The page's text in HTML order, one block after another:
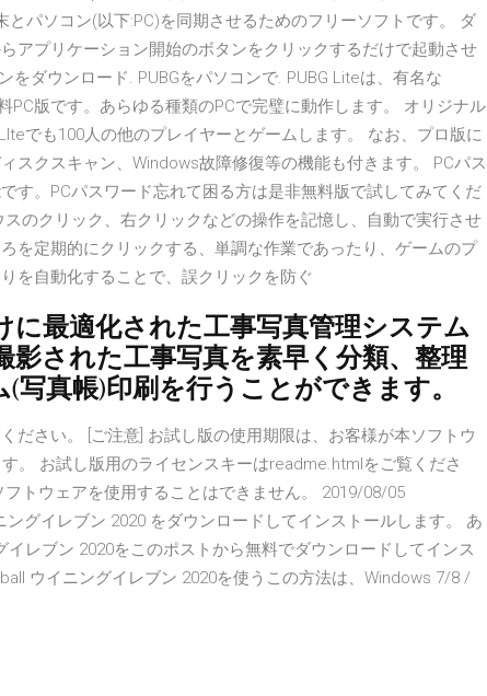
とパソコン(以下:PC)を同期させるためのフリーソフトです。 ダ
アプリケーション開始のボタンをクリックするだけで起動させ
をダウンロード. PUBGをパソコンで. PUBG Liteは、有名な
料PC版です。あらゆる種類のPCで完璧に動作します。 オリジナル
でも100人の他のプレイヤーとゲームします。 なお、プロ版に
スクスキャン、Windows故障修復等の機能も付きます。 PCパス
す。PCパスワード忘れて困る方は是非無料版で試してみてくだ
のクリック、右クリックなどの操作を記憶し、自動で実行させ
を定期的にクリックする、単調な作業であったり、ゲームのプ
を自動化することで、誤クリックを防ぐ
に最適化された工事写真管理システム
された工事写真を素早く分類、整理
写真帳)印刷を行うことができます。
ださい。 [ご注意] お試し版の使用期限は、お客様が本ソフトウ
。 お試し版用のライセンスキーはreadme.htmlをご覧くださ
トウェアを使用することはできません。 2019/08/05
グイレブン 2020 をダウンロードしてインストールします。 あ
レブン 2020をこのポストから無料でダウンロードしてインス
ウイニングイレブン 2020を使うこの方法は、Windows 7/8 /